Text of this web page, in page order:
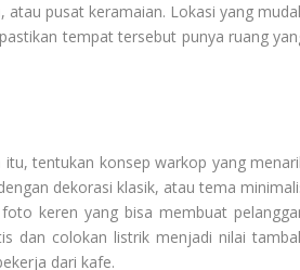
pusat keramaian. Lokasi yang
tempat tersebut punya ruang
tentukan konsep warkop yang
dekorasi klasik, atau tema
keren yang bisa membuat
dan colokan listrik menjadi nilai
dari kafe.